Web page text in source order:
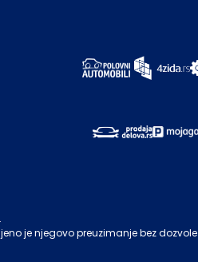
je njegovo preuzimanje bez dozvole